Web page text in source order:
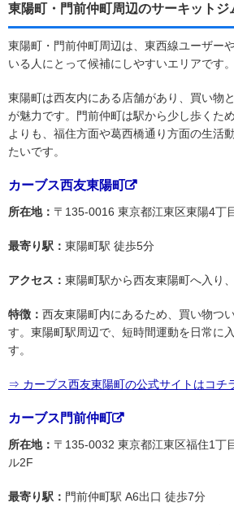
東陽町・門前仲町周辺のサーキットジ
東陽町・門前仲町周辺は、東西線ユーザー
いる人にとって候補にしやすいエリアです。
東陽町は西友内にある店舗があり、買い物
が魅力です。門前仲町は駅から少し歩くた
よりも、福住方面や葛西橋通り方面の生活
たいです。
カーブス西友東陽町
所在地： 〒135-0016 東京都江東区東陽4丁
最寄り駅： 東陽町駅 徒歩5分
アクセス： 東陽町駅から西友東陽町へ入り
特徴： 西友東陽町内にあるため、買い物つ
す。東陽町駅周辺で、短時間運動を日常に
す。
⇒ カーブス西友東陽町の公式サイトはコチ
カーブス門前仲町
所在地： 〒135-0032 東京都江東区福住1丁
ル2F
最寄り駅： 門前仲町駅 A6出口 徒歩7分